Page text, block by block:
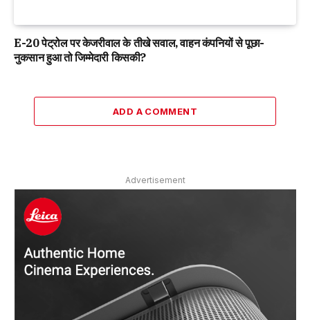
E-20 पेट्रोल पर केजरीवाल के तीखे सवाल, वाहन कंपनियों से पूछा-
नुकसान हुआ तो जिम्मेदारी किसकी?
ADD A COMMENT
Advertisement